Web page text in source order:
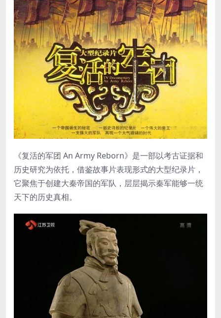
《复活的军团 An Army Reborn》是一部以考古证据和
历史研究为依托，借鉴故事片表现形式的大型纪录片，
它聚焦于创建大秦帝国的军队，层层揭示秦军能够一统
天下的历史真相。